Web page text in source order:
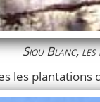
Siou Blanc, les
les plantations